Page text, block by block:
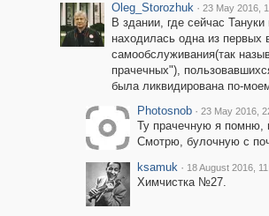
Oleg_Storozhuk · 23 May 2016,
В здании, где сейчас
находилась одна из первых
самообслуживания(так
прачечных"),
была ликвидирована по-
Photosnob · 23 May 2016,
Ту прачечную я помню,
Смотрю, булочную с
ksamuk · 18 August 2016,
Химчистка №27.